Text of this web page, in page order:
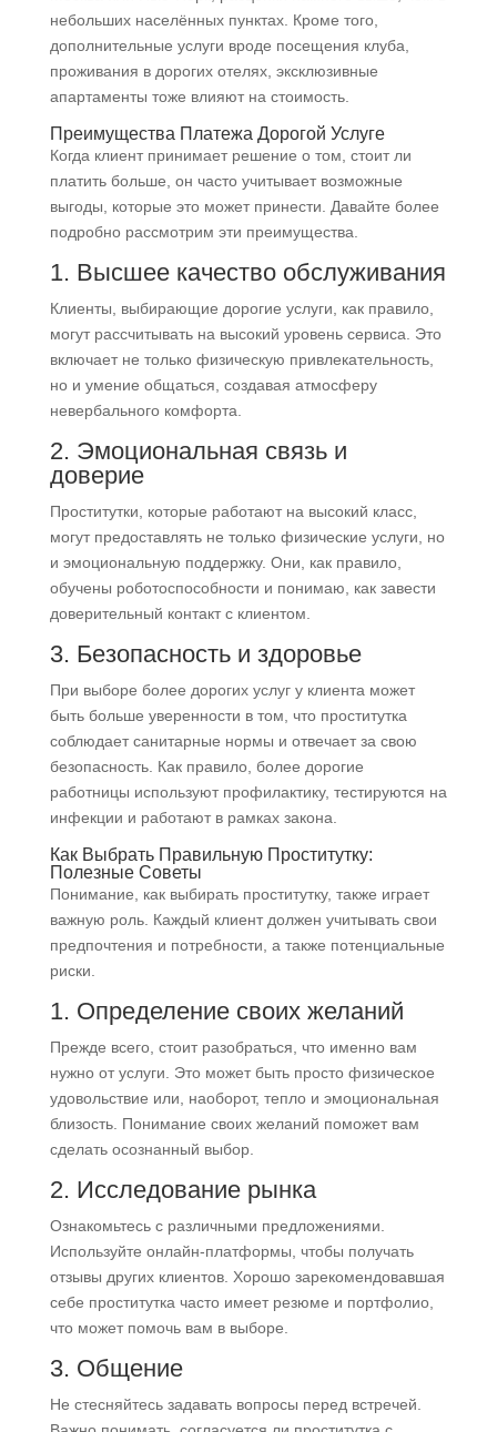
небольших населённых пунктах. Кроме того,
дополнительные услуги вроде посещения клуба,
проживания в дорогих отелях, эксклюзивные
апартаменты тоже влияют на стоимость.
Преимущества Платежа Дорогой Услуге
Когда клиент принимает решение о том, стоит ли
платить больше, он часто учитывает возможные
выгоды, которые это может принести. Давайте более
подробно рассмотрим эти преимущества.
1. Высшее качество обслуживания
Клиенты, выбирающие дорогие услуги, как правило,
могут рассчитывать на высокий уровень сервиса. Это
включает не только физическую привлекательность,
но и умение общаться, создавая атмосферу
невербального комфорта.
2. Эмоциональная связь и
доверие
Проститутки, которые работают на высокий класс,
могут предоставлять не только физические услуги, но
и эмоциональную поддержку. Они, как правило,
обучены роботоспособности и понимаю, как завести
доверительный контакт с клиентом.
3. Безопасность и здоровье
При выборе более дорогих услуг у клиента может
быть больше уверенности в том, что проститутка
соблюдает санитарные нормы и отвечает за свою
безопасность. Как правило, более дорогие
работницы используют профилактику, тестируются на
инфекции и работают в рамках закона.
Как Выбрать Правильную Проститутку:
Полезные Советы
Понимание, как выбирать проститутку, также играет
важную роль. Каждый клиент должен учитывать свои
предпочтения и потребности, а также потенциальные
риски.
1. Определение своих желаний
Прежде всего, стоит разобраться, что именно вам
нужно от услуги. Это может быть просто физическое
удовольствие или, наоборот, тепло и эмоциональная
близость. Понимание своих желаний поможет вам
сделать осознанный выбор.
2. Исследование рынка
Ознакомьтесь с различными предложениями.
Используйте онлайн-платформы, чтобы получать
отзывы других клиентов. Хорошо зарекомендовавшая
себе проститутка часто имеет резюме и портфолио,
что может помочь вам в выборе.
3. Общение
Не стесняйтесь задавать вопросы перед встречей.